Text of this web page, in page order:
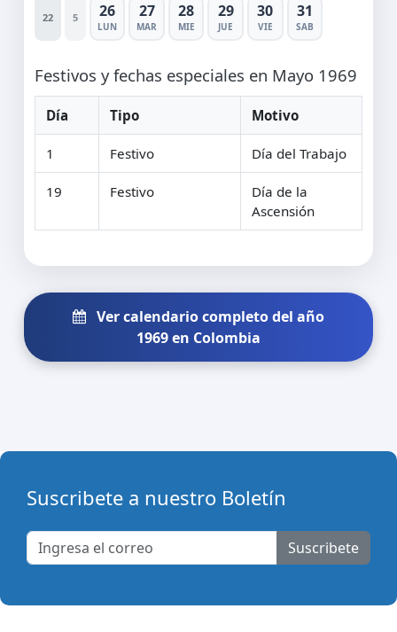
22 5 26
LUN
27
MAR
28
MIE
29
JUE
30
VIE
31
SAB
Festivos y fechas especiales en Mayo 1969
Día Tipo Motivo
1 Festivo Día del Trabajo
19 Festivo
Día de la
Ascensión
Ver calendario completo del año
1969 en Colombia
Suscribete a nuestro Boletín
Suscribete